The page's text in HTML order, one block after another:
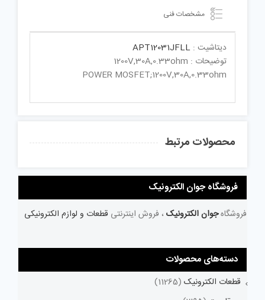
مشخصات فنی
دیتاشیت : APT12031JFLL
توضیحات : 1200V,30A,0.33ohm
POWER MOSFET;1200V,30A,0.33ohm
محصولات مرتبط
فروشگاه جوان الکترونیک
فروشگاهجوان الکترونیک ، فروش اینترنتی قطعات و لوازم الکترونیکی
دسته‌های محصولات
قطعات الکترونیک (11265)